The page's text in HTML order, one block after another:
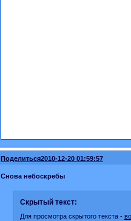
Поделиться2010-12-20 01:59:57
Снова небоскребы
Скрытый текст:
Для просмотра скрытого текста -